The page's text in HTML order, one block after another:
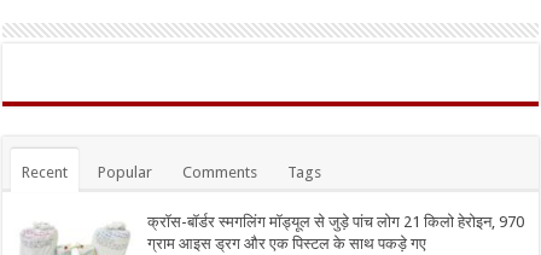
Recent Popular Comments Tags
क्रॉस-बॉर्डर स्मगलिंग मॉड्यूल से जुड़े पांच लोग 21 किलो हेरोइन, 970
ग्राम आइस ड्रग और एक पिस्टल के साथ पकड़े गए